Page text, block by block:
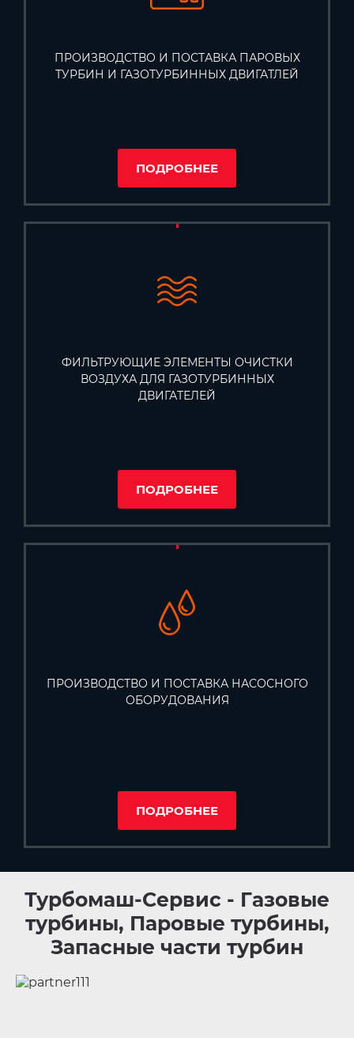
ПРОИЗВОДСТВО И ПОСТАВКА ПАРОВЫХ
ТУРБИН И ГАЗОТУРБИННЫХ ДВИГАТЛЕЙ
ПОДРОБНЕЕ
ФИЛЬТРУЮЩИЕ ЭЛЕМЕНТЫ ОЧИСТКИ
ВОЗДУХА ДЛЯ ГАЗОТУРБИННЫХ
ДВИГАТЕЛЕЙ
ПОДРОБНЕЕ
ПРОИЗВОДСТВО И ПОСТАВКА НАСОСНОГО
ОБОРУДОВАНИЯ
ПОДРОБНЕЕ
Турбомаш-Сервис - Газовые
турбины, Паровые турбины,
Запасные части турбин